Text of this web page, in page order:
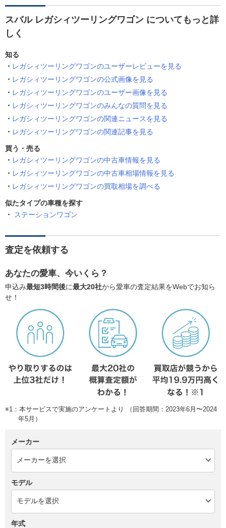
スバル レガシィツーリングワゴン についてもっと詳
しく
知る
レガシィツーリングワゴンのユーザーレビューを見る
レガシィツーリングワゴンの公式画像を見る
レガシィツーリングワゴンのユーザー画像を見る
レガシィツーリングワゴンのみんなの質問を見る
レガシィツーリングワゴンの関連ニュースを見る
レガシィツーリングワゴンの関連記事を見る
買う・売る
レガシィツーリングワゴンの中古車情報を見る
レガシィツーリングワゴンの中古車相場情報を見る
レガシィツーリングワゴンの買取相場を調べる
似たタイプの車種を探す
ステーションワゴン
査定を依頼する
あなたの愛車、今いくら？
申込み最短3時間後に最大20社から愛車の査定結果をWebでお知ら
せ！
※1：本サービスで実施のアンケートより （回答期間：2023年6月〜2024
年5月）
メーカー
モデル
年式